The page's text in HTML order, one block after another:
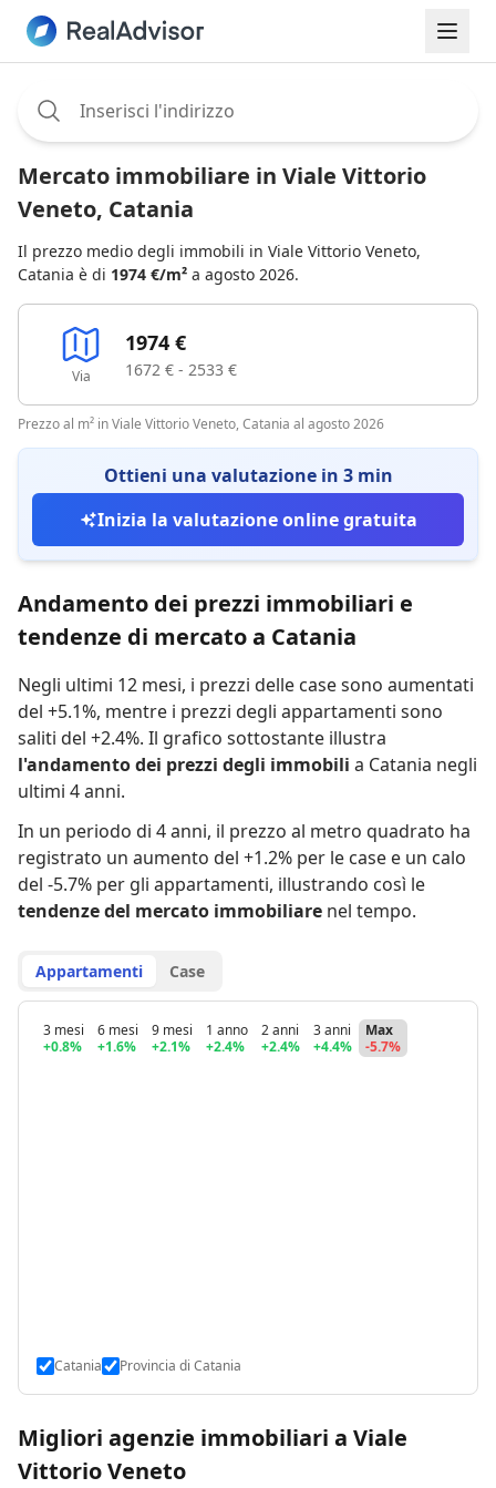
Mercato immobiliare in Viale Vittorio
Veneto, Catania
Il prezzo medio degli immobili in Viale Vittorio Veneto,
Catania è di 1974 €/m² a agosto 2026.
Via
1974 €
1672 € - 2533 €
Prezzo al m² in Viale Vittorio Veneto, Catania al agosto 2026
Ottieni una valutazione in 3 min
Inizia la valutazione online gratuita
Andamento dei prezzi immobiliari e
tendenze di mercato a Catania
Negli ultimi 12 mesi, i prezzi delle case sono aumentati
del +5.1%, mentre i prezzi degli appartamenti sono
saliti del +2.4%. Il grafico sottostante illustra
l'andamento dei prezzi degli immobili a Catania negli
ultimi 4 anni.
In un periodo di 4 anni, il prezzo al metro quadrato ha
registrato un aumento del +1.2% per le case e un calo
del -5.7% per gli appartamenti, illustrando così le
tendenze del mercato immobiliare nel tempo.
Appartamenti Case
3 mesi
+0.8%
6 mesi
+1.6%
9 mesi
+2.1%
1 anno
+2.4%
2 anni
+2.4%
3 anni
+4.4%
Max
-5.7%
Catania Provincia di Catania
Migliori agenzie immobiliari a Viale
Vittorio Veneto